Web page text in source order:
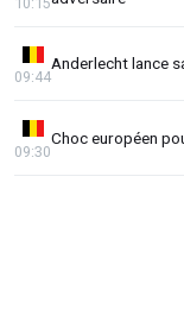
Anderlecht lance
09:44
Choc européen
09:30